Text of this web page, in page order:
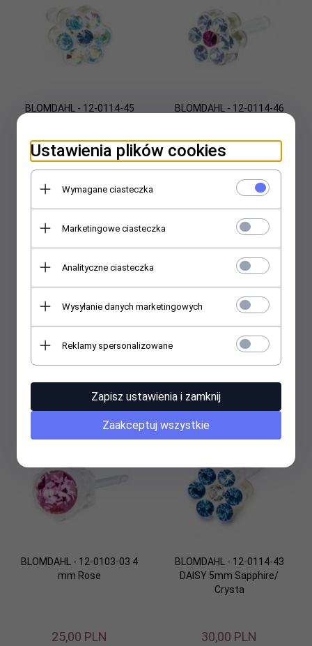
BLOMDAHL - 12-0114-45
30,00
BLOMDAHL - 12-0114-46
PLN
DAISY 5mm Crystal
30,00PLN
BLOMDAHL - 12-0114-47
DAISY 5mm Light Rose/
Amethys
30,00PLN
BLOMDAHL - 12-0103-03 4
mm Rose
25,00 PLN
BLOMDAHL - 12-0114-43
DAISY 5mm Sapphire/
Crysta
30,00 PLN
Ustawienia plików cookies
Wymagane ciasteczka
Marketingowe ciasteczka
Analityczne ciasteczka
Wysyłanie danych marketingowych
Reklamy spersonalizowane
Zapisz ustawienia i zamknij
Zaakceptuj wszystkie